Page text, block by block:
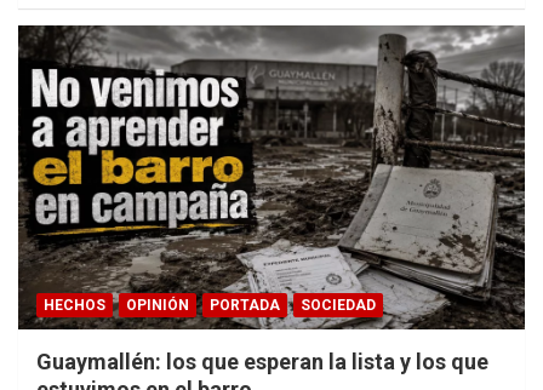
HECHOS OPINIÓN PORTADA SOCIEDAD
Guaymallén: los que esperan la lista y los que